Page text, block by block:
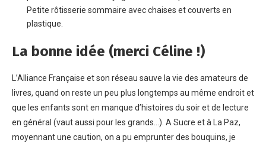
Petite rôtisserie sommaire avec chaises et couverts en
plastique.
La bonne idée (merci Céline !)
L’Alliance Française et son réseau sauve la vie des amateurs de
livres, quand on reste un peu plus longtemps au même endroit et
que les enfants sont en manque d’histoires du soir et de lecture
en général (vaut aussi pour les grands…). A Sucre et à La Paz,
moyennant une caution, on a pu emprunter des bouquins, je